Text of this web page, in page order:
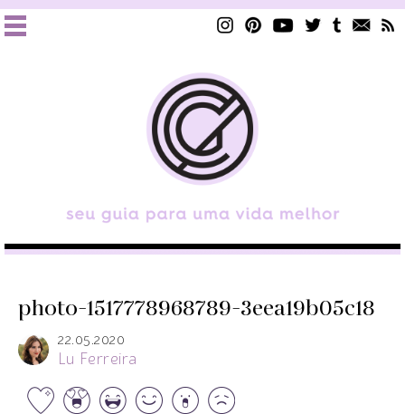
photo-1517778968789-3eea19b05c18
22.05.2020
Lu Ferreira